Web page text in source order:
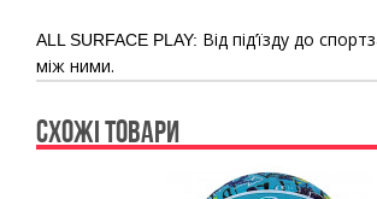
ALL SURFACE PLAY: Від під’їзду до
між ними.
СХОЖІ ТОВАРИ